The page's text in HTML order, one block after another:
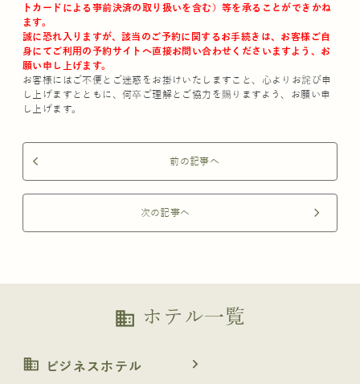
トカードによる事前決済の取り扱いを含む）等を承ることができかね
ます。
誠に恐れ入りますが、該当のご予約に関するお手続きは、お客様ご自
身にてご利用の予約サイトへ直接お問い合わせくださいますよう、お
願い申し上げます。
お客様にはご不便とご迷惑をお掛けいたしますこと、心よりお詫び申
し上げますとともに、何卒ご理解とご協力を賜りますよう、お願い申
し上げます。
arrow_back_ios 前の記事へ
次の記事へ arrow_forward_ios
business ホテル一覧
business ビジネスホテル navigate_next